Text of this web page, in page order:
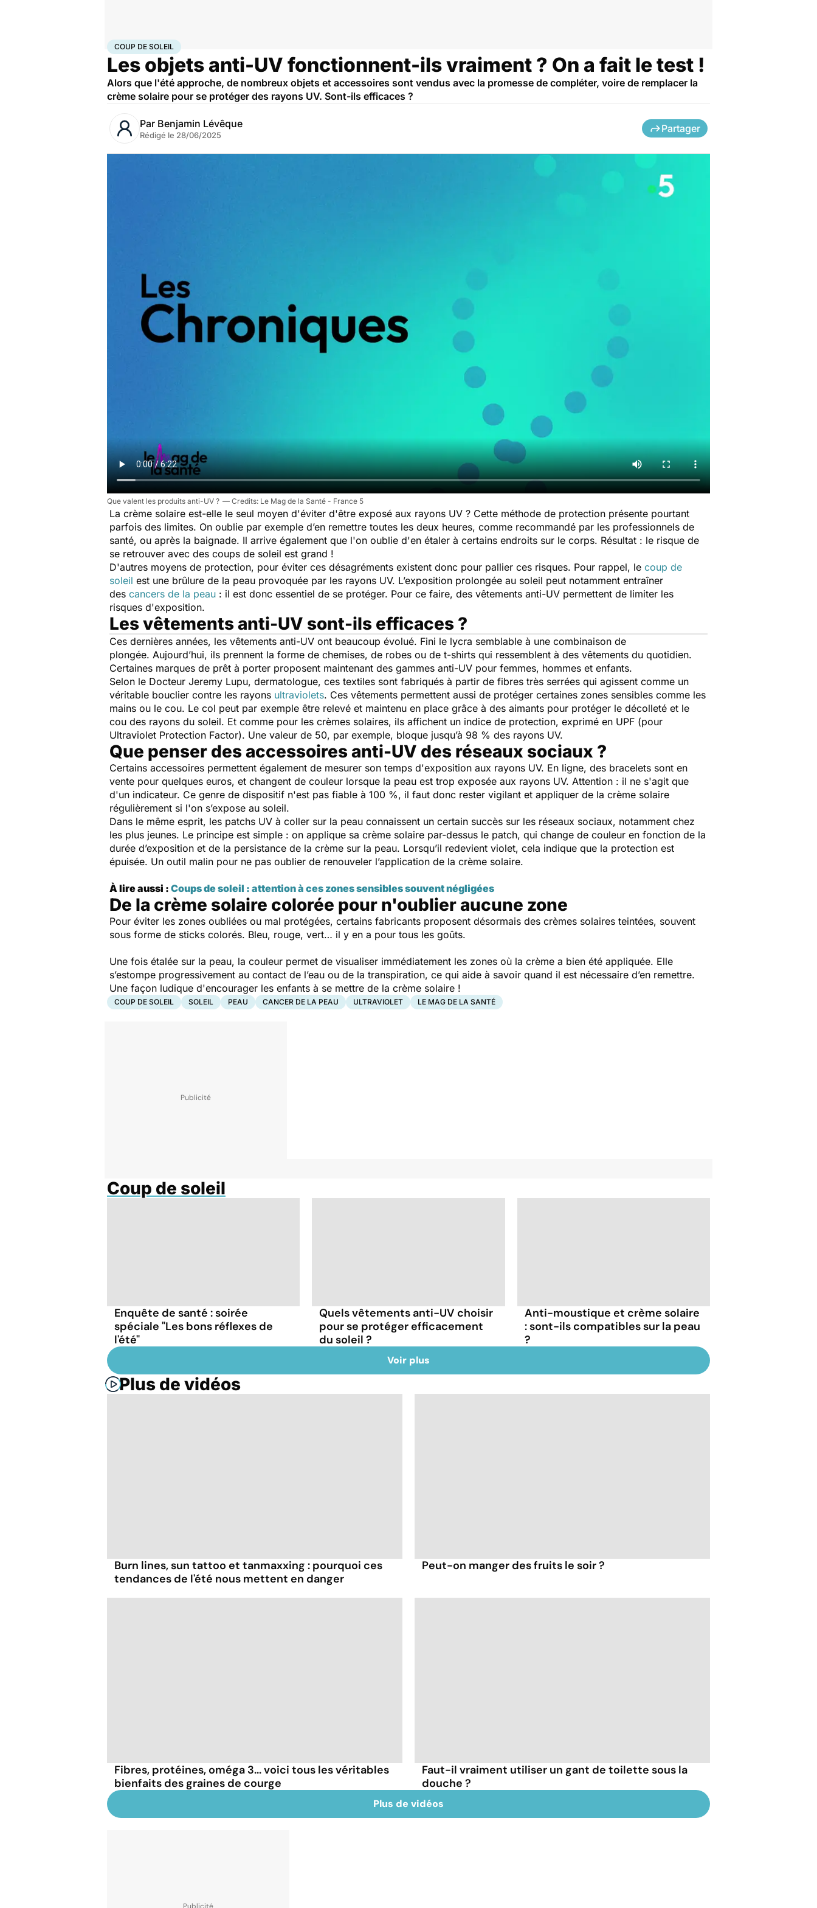
AccueilBien-êtreCoup de soleil
COUP DE SOLEIL
Les objets anti-UV fonctionnent-ils vraiment ? On a fait le test !
Alors que l'été approche, de nombreux objets et accessoires sont vendus avec la promesse de compléter, voire de remplacer la
crème solaire pour se protéger des rayons UV. Sont-ils efficaces ?
Par Benjamin Lévêque
Rédigé le 28/06/2025
Partager
Que valent les produits anti-UV ? Le Mag de la Santé - France 5
La crème solaire est-elle le seul moyen d'éviter d'être exposé aux rayons UV ? Cette méthode de protection présente pourtant
parfois des limites. On oublie par exemple d’en remettre toutes les deux heures, comme recommandé par les professionnels de
santé, ou après la baignade. Il arrive également que l'on oublie d'en étaler à certains endroits sur le corps. Résultat : le risque de
se retrouver avec des coups de soleil est grand !
D'autres moyens de protection, pour éviter ces désagréments existent donc pour pallier ces risques. Pour rappel, le coup de
soleil est une brûlure de la peau provoquée par les rayons UV. L’exposition prolongée au soleil peut notamment entraîner
des cancers de la peau : il est donc essentiel de se protéger. Pour ce faire, des vêtements anti-UV permettent de limiter les
risques d'exposition.
Les vêtements anti-UV sont-ils efficaces ?
Ces dernières années, les vêtements anti-UV ont beaucoup évolué. Fini le lycra semblable à une combinaison de
plongée. Aujourd’hui, ils prennent la forme de chemises, de robes ou de t-shirts qui ressemblent à des vêtements du quotidien.
Certaines marques de prêt à porter proposent maintenant des gammes anti-UV pour femmes, hommes et enfants.
Selon le Docteur Jeremy Lupu, dermatologue, ces textiles sont fabriqués à partir de fibres très serrées qui agissent comme un
véritable bouclier contre les rayons ultraviolets. Ces vêtements permettent aussi de protéger certaines zones sensibles comme les
mains ou le cou. Le col peut par exemple être relevé et maintenu en place grâce à des aimants pour protéger le décolleté et le
cou des rayons du soleil. Et comme pour les crèmes solaires, ils affichent un indice de protection, exprimé en UPF (pour
Ultraviolet Protection Factor). Une valeur de 50, par exemple, bloque jusqu’à 98 % des rayons UV.
Que penser des accessoires anti-UV des réseaux sociaux ?
Certains accessoires permettent également de mesurer son temps d'exposition aux rayons UV. En ligne, des bracelets sont en
vente pour quelques euros, et changent de couleur lorsque la peau est trop exposée aux rayons UV. Attention : il ne s'agit que
d'un indicateur. Ce genre de dispositif n'est pas fiable à 100 %, il faut donc rester vigilant et appliquer de la crème solaire
régulièrement si l'on s’expose au soleil.
Dans le même esprit, les patchs UV à coller sur la peau connaissent un certain succès sur les réseaux sociaux, notamment chez
les plus jeunes. Le principe est simple : on applique sa crème solaire par-dessus le patch, qui change de couleur en fonction de la
durée d’exposition et de la persistance de la crème sur la peau. Lorsqu’il redevient violet, cela indique que la protection est
épuisée. Un outil malin pour ne pas oublier de renouveler l’application de la crème solaire.
À lire aussi : Coups de soleil : attention à ces zones sensibles souvent négligées
De la crème solaire colorée pour n'oublier aucune zone
Pour éviter les zones oubliées ou mal protégées, certains fabricants proposent désormais des crèmes solaires teintées, souvent
sous forme de sticks colorés. Bleu, rouge, vert… il y en a pour tous les goûts.
Une fois étalée sur la peau, la couleur permet de visualiser immédiatement les zones où la crème a bien été appliquée. Elle
s’estompe progressivement au contact de l’eau ou de la transpiration, ce qui aide à savoir quand il est nécessaire d’en remettre.
Une façon ludique d'encourager les enfants à se mettre de la crème solaire !
COUP DE SOLEIL SOLEIL PEAU CANCER DE LA PEAU ULTRAVIOLET LE MAG DE LA SANTÉ
Coup de soleil
Enquête de santé : soirée
spéciale "Les bons réflexes de
l'été"
Quels vêtements anti-UV choisir
pour se protéger efficacement
du soleil ?
Anti-moustique et crème solaire
: sont-ils compatibles sur la peau
?
Voir plus
Plus de vidéos
Burn lines, sun tattoo et tanmaxxing : pourquoi ces
tendances de l'été nous mettent en danger
Peut-on manger des fruits le soir ?
Fibres, protéines, oméga 3... voici tous les véritables
bienfaits des graines de courge
Faut-il vraiment utiliser un gant de toilette sous la
douche ?
Plus de vidéos